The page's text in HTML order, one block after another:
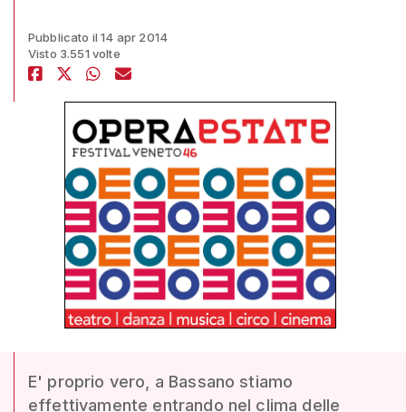
Pubblicato il 14 apr 2014
Visto 3.551 volte
E' proprio vero, a Bassano stiamo
effettivamente entrando nel clima delle